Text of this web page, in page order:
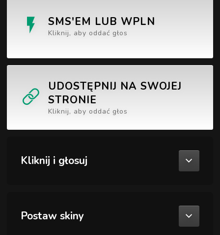
SMS'EM LUB WPLN
Kliknij, aby oddać głos
UDOSTĘPNIJ NA SWOJEJ
STRONIE
Kliknij, aby oddać głos
Kliknij i głosuj
Postaw skiny